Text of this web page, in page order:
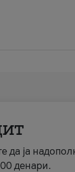
да ја
денари.